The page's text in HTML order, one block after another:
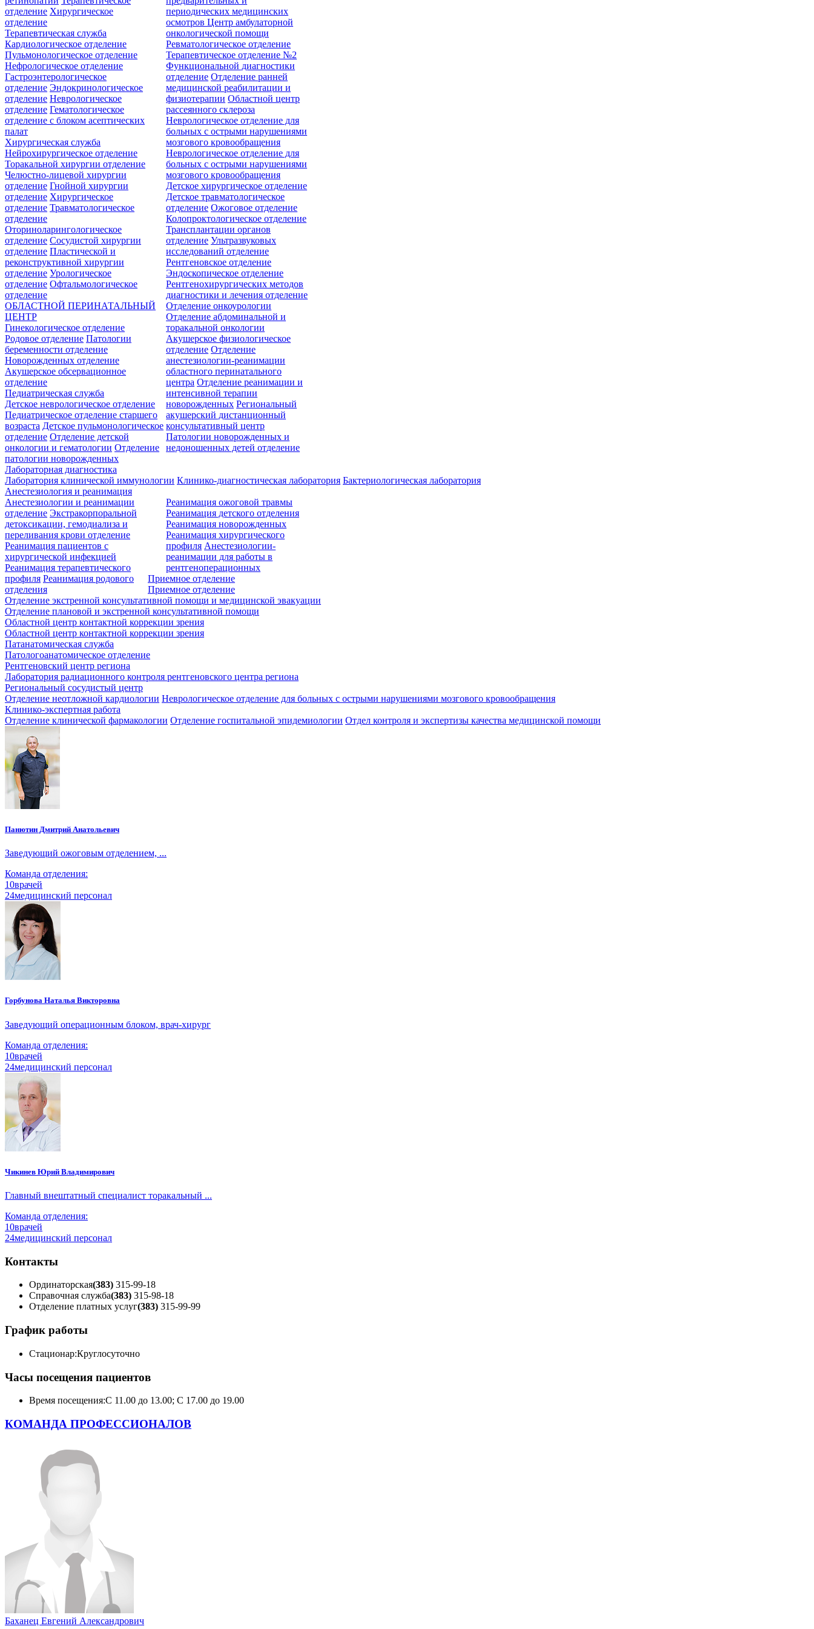
отделение Хирургическое
отделение
периодических медицинских
осмотровЦентр амбулаторной
онкологической помощи
Терапевтическая служба
Кардиологическое отделение
Пульмонологическое отделение
Нефрологическое отделение
Гастроэнтерологическое
отделение Эндокринологическое
отделение Неврологическое
отделение Гематологическое
отделение c блоком асептических
палат
Ревматологическое отделение
Терапевтическое отделение №2
Функциональной диагностики
отделение Отделение ранней
медицинской реабилитации и
физиотерапии Областной центр
рассеянного склероза
Неврологическое отделение для
больных с острыми нарушениями
мозгового кровообращения
Неврологическое отделение для
больных с острыми нарушениями
мозгового кровообращения
Хирургическая служба
Нейрохирургическое отделение
Торакальной хирургии отделение
Челюстно-лицевой хирургии
отделение Гнойной хирургии
отделение Хирургическое
отделение Травматологическое
отделение
Оториноларингологическое
отделение Сосудистой хирургии
отделение Пластической и
реконструктивной хирургии
отделение Урологическое
отделение Офтальмологическое
отделение
Детское хирургическое отделение
Детское травматологическое
отделение Ожоговое отделение
Колопроктологическое отделение
Трансплантации органов
отделение Ультразвуковых
исследований отделение
Рентгеновское отделение
Эндоскопическое отделение
Рентгенохирургических методов
диагностики и лечения отделение
Отделение онкоурологии
Отделение абдоминальной и
торакальной онкологии
ОБЛАСТНОЙ ПЕРИНАТАЛЬНЫЙ
ЦЕНТР
Гинекологическое отделение
Родовое отделение Патологии
беременности отделение
Новорожденных отделение
Акушерское обсервационное
отделение
Акушерское физиологическое
отделение Отделение
анестезиологии-реанимации
областного перинатального
центра Отделение реанимации и
интенсивной терапии
новорожденных Региональный
акушерский дистанционный
консультативный центр
Патологии новорожденных и
недоношенных детей отделение
Педиатрическая служба
Детское неврологическое отделение
Педиатрическое отделение старшего
возраста Детское пульмонологическое
отделение Отделение детской
онкологии и гематологии Отделение
патологии новорожденных
Лабораторная диагностика
Лаборатория клинической иммунологии Клинико-диагностическая лаборатория Бактериологическая лаборатория
Анестезиология и реанимация
Анестезиологии и реанимации
отделение Экстракорпоральной
детоксикации, гемодиализа и
переливания крови отделение
Реанимация пациентов с
хирургической инфекцией
Реанимация терапевтического
профиля Реанимация родового
отделения
Реанимация ожоговой травмы
Реанимация детского отделения
Реанимация новорожденных
Реанимация хирургического
профиля Анестезиологии-
реанимации для работы в
рентгеноперационных
Приемное отделение
Приемное отделение
Отделение экстренной консультативной помощи и медицинской эвакуации
Отделение плановой и экстренной консультативной помощи
Областной центр контактной коррекции зрения
Областной центр контактной коррекции зрения
Патанатомическая служба
Патологоанатомическое отделение
Рентгеновский центр региона
Лаборатория радиационного контроля рентгеновского центра региона
Региональный сосудистый центр
Отделение неотложной кардиологии Неврологическое отделение для больных с острыми нарушениями мозгового кровообращения
Клинико-экспертная работа
Отделение клинической фармакологии Отделение госпитальной эпидемиологии Отдел контроля и экспертизы качества медицинской помощи
Панютин Дмитрий Анатольевич
Заведующий ожоговым отделением, ...
Команда отделения:
10врачей
24медицинский персонал
Горбунова Наталья Викторовна
Заведующий операционным блоком, врач-хирург
Команда отделения:
10врачей
24медицинский персонал
Чикинев Юрий Владимирович
Главный внештатный специалист торакальный ...
Команда отделения:
10врачей
24медицинский персонал
Контакты
Ординаторская(383) 315-99-18
Справочная служба(383) 315-98-18
Отделение платных услуг(383) 315-99-99
График работы
Стационар:Круглосуточно
Часы посещения пациентов
Время посещения:С 11.00 до 13.00; С 17.00 до 19.00
КОМАНДА ПРОФЕССИОНАЛОВ
Баханец Евгений Александрович